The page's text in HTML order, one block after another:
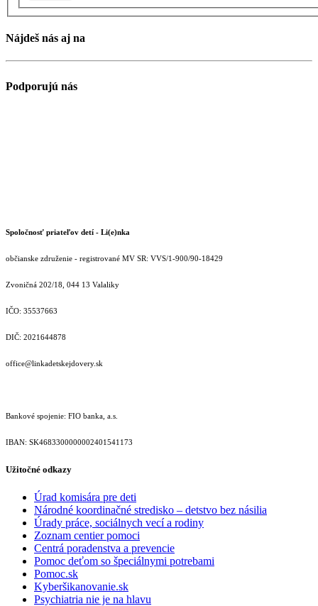
Nájdeš nás aj na
Podporujú nás
Spoločnosť priateľov detí - Li(e)nka
občianske združenie - registrované MV SR: VVS/1-900/90-18429
Zvoničná 202/18, 044 13 Valaliky
IČO: 35537663
DIČ: 2021644878
office@linkadetskejdovery.sk
Bankové spojenie: FIO banka, a.s.
IBAN: SK46833000000­02401541173
Užitočné odkazy
Úrad komisára pre deti
Národné koordinačné stredisko – detstvo bez násilia
Úrady práce, sociálnych vecí a rodiny
Zoznam centier pomoci
Centrá poradenstva a prevencie
Pomoc deťom so špeciálnymi potrebami
Pomoc.sk
Kyberšikanovanie.sk
Psychiatria nie je na hlavu